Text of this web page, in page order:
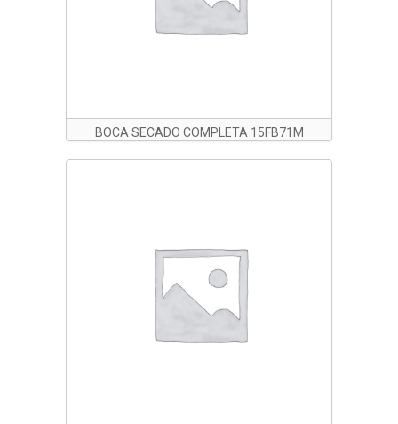
BOCA SECADO COMPLETA 15FB71M